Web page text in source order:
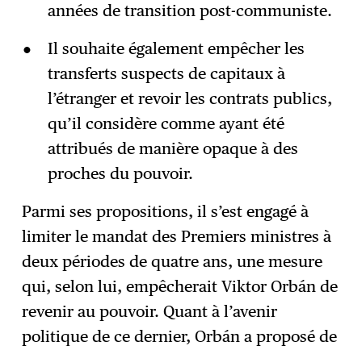
années de transition post-communiste.
Il souhaite également empêcher les
transferts suspects de capitaux à
l’étranger et revoir les contrats publics,
qu’il considère comme ayant été
attribués de manière opaque à des
proches du pouvoir.
Parmi ses propositions, il s’est engagé à
limiter le mandat des Premiers ministres à
deux périodes de quatre ans, une mesure
qui, selon lui, empêcherait Viktor Orbán de
revenir au pouvoir. Quant à l’avenir
politique de ce dernier, Orbán a proposé de